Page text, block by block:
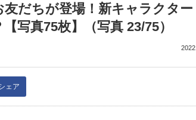
友だちが登場！新キャラクター
写真75枚】（写真 23/75）
ェア